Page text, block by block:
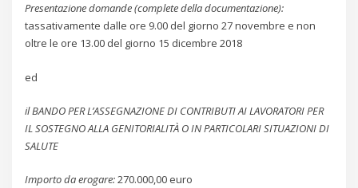
Presentazione domande (complete della documentazione):
tassativamente dalle ore 9.00 del giorno 27 novembre e non
oltre le ore 13.00 del giorno 15 dicembre 2018
ed
il BANDO PER L’ASSEGNAZIONE DI CONTRIBUTI AI LAVORATORI PER
IL SOSTEGNO ALLA GENITORIALITÀ O IN PARTICOLARI SITUAZIONI DI
SALUTE
Importo da erogare:270.000,00 euro